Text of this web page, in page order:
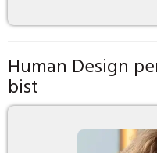
Human Design
bist